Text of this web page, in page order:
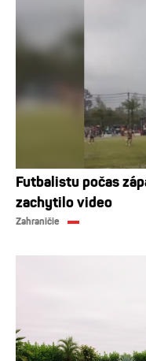
Futbalistu počas
zachytilo video
Zahraničie